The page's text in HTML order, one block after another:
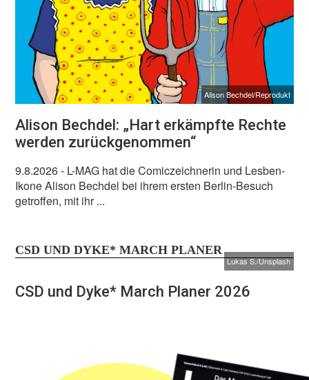
Alison Bechdel/Reprodukt
Alison Bechdel: „Hart erkämpfte Rechte
werden zurückgenommen“
9.8.2026- L-MAG hat die Comiczeichnerin und Lesben-
Ikone Alison Bechdel bei ihrem ersten Berlin-Besuch
getroffen, mit ihr ...
CSD UND DYKE* MARCH PLANER
Lukas S./Unsplash
CSD und Dyke* March Planer 2026